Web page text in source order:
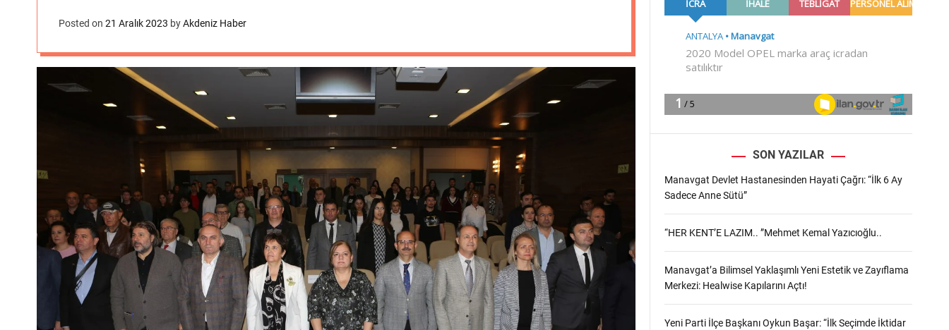
m
Posted on 21 Aralık 2023 byAkdeniz Haber
SON YAZILAR
Manavgat Devlet Hastanesinden Hayati Çağrı: “İlk 6 Ay
Sadece Anne Sütü”
“HER KENT’E LAZIM.. ”Mehmet Kemal Yazıcıoğlu..
Manavgat’a Bilimsel Yaklaşımlı Yeni Estetik ve Zayıflama
Merkezi: Healwise Kapılarını Açtı!
Yeni Parti İlçe Başkanı Oykun Başar: “İlk Seçimde İktidar